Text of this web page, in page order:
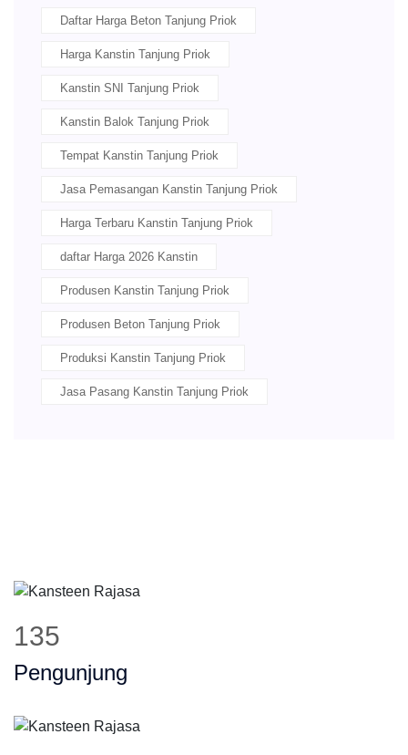
Daftar Harga Beton Tanjung Priok
Harga Kanstin Tanjung Priok
Kanstin SNI Tanjung Priok
Kanstin Balok Tanjung Priok
Tempat Kanstin Tanjung Priok
Jasa Pemasangan Kanstin Tanjung Priok
Harga Terbaru Kanstin Tanjung Priok
daftar Harga 2026 Kanstin
Produsen Kanstin Tanjung Priok
Produsen Beton Tanjung Priok
Produksi Kanstin Tanjung Priok
Jasa Pasang Kanstin Tanjung Priok
170
Pengunjung